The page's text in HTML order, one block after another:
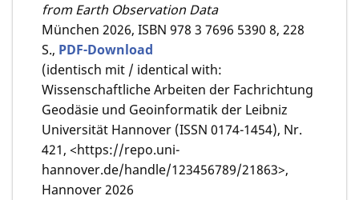
from Earth Observation Data
München 2026, ISBN 978 3 7696 5390 8, 228
S., PDF-Download
(identisch mit / identical with:
Wissenschaftliche Arbeiten der Fachrichtung
Geodäsie und Geoinformatik der Leibniz
Universität Hannover (ISSN 0174-1454), Nr.
421, <https://repo.uni-
hannover.de/handle/123456789/21863>,
Hannover 2026